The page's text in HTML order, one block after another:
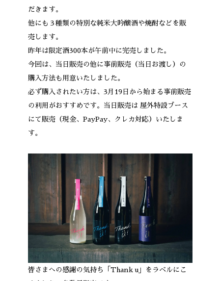
だきます。
他にも３種類の特別な純米大吟醸酒や焼酎などを販
売します。
昨年は限定酒300本が午前中に完売しました。
今回は、当日販売の他に事前販売（当日お渡し）の
購入方法も用意いたしました。
必ず購入されたい方は、3月19日から始まる事前販売
の利用がおすすめです。当日販売は 屋外特設ブース
にて販売（現金、PayPay、クレカ対応）いたしま
す。
皆さまへの感謝の気持ち「Thank u」をラベルにこ